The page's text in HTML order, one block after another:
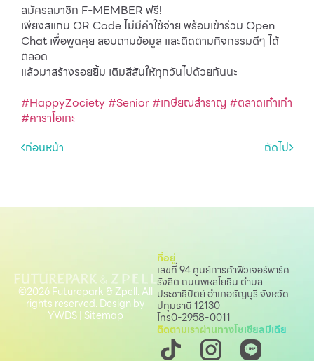
สมัครสมาชิก F-MEMBER ฟรี!
เพียงสแกน QR Code ไม่มีค่าใช้จ่าย พร้อมเข้าร่วม Open
Chat เพื่อพูดคุย สอบถามข้อมูล และติดตามกิจกรรมดีๆ ได้
ตลอด
แล้วมาสร้างรอยยิ้ม เติมสีสันให้ทุกวันไปด้วยกันนะ
#HappyZociety #Senior #เกษียณสำราญ #ตลาดเก๋าเก๋า
#คาราโอเกะ
ก่อนหน้า
ถัดไป
ที่อยู่
เลขที่ 94 ศูนย์การค้าฟิวเจอร์พาร์ค
รังสิต ถนนพหลโยธิน ตำบล
ประชาธิปัตย์ อำเภอธัญบุรี จังหวัด
ปทุมธานี 12130
โทร0-2958-0011
ติดตามเราผ่านทางโซเชียลมีเดีย
©2026 Futurepark & Zpell. All
rights reserved. Design by
YWDS| Sitemap